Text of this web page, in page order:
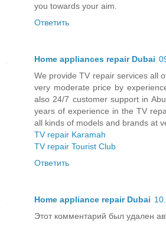
you towards your aim.
Ответить
Home appliances repair Dubai
We provide TV repair services all
very moderate price by
also 24/7 customer support in
years of experience in the TV
all kinds of models and brands at
TV repair Karamah
TV repair Tourist Club
Ответить
Home appliance repair Dubai
Этот комментарий был удален